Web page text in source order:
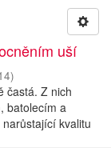
uší
)
častá. Z nich
batolecím a
kvalitu